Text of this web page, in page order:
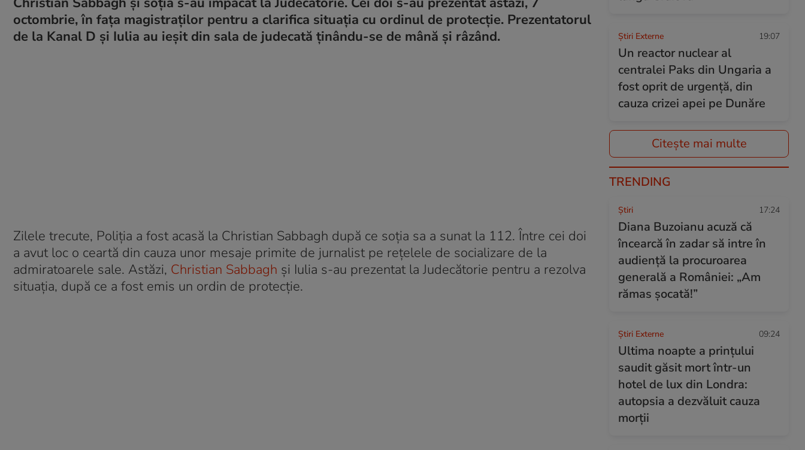
octombrie, în fața magistraților pentru a clarifica situația cu ordinul de protecție. Prezentatorul
de la Kanal D și Iulia au ieșit din sala de judecată ținându-se de mână și râzând.
Zilele trecute, Poliția a fost acasă la Christian Sabbagh după ce soția sa a sunat la 112. Între cei doi
a avut loc o ceartă din cauza unor mesaje primite de jurnalist pe rețelele de socializare de la
admiratoarele sale. Astăzi, Christian Sabbagh și Iulia s-au prezentat la Judecătorie pentru a rezolva
situația, după ce a fost emis un ordin de protecție.
Știri Externe 19:07
Un reactor nuclear al
centralei Paks din Ungaria a
fost oprit de urgență, din
cauza crizei apei pe Dunăre
Citește mai multe
TRENDING
Ştiri 17:24
Diana Buzoianu acuză că
încearcă în zadar să intre în
audiență la procuroarea
generală a României: „Am
rămas șocată!”
Știri Externe 09:24
Ultima noapte a prințului
saudit găsit mort într-un
hotel de lux din Londra:
autopsia a dezvăluit cauza
morții